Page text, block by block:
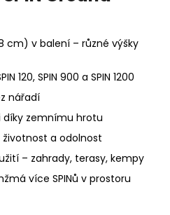
cm) v balení – různé výšky
120, SPIN 900 a SPIN 1200
nářadí
zemnímu hrotu
a odolnost
– zahrady, terasy, kempy
více SPINů v prostoru